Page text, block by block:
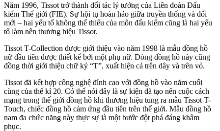
Năm 1996, Tissot trở thành đối tác lý tưởng của Liên đoàn Đấu
kiếm Thế giới (FIE). Sự hội tụ hoàn hảo giữa truyền thống và đổi
mới – hai yếu tố không thế thiếu của môn đấu kiếm cũng là hai yếu
tố làm nên thương hiệu Tissot.
Tissot T-Collection được giới thiệu vào năm 1998 là mẫu đồng hồ
nữ đầu tiên được thiết kế bởi một phụ nữ. Dòng đồng hồ này cũng
đồng thời giới thiệu chữ ký “T”, xuất hiện cả trên dây và trên vỏ.
Tissot đã kết hợp công nghệ đỉnh cao với đồng hồ vào năm cuối
cùng của thế kỉ 20. Có thể nói đây là sự kiện đã tạo nên cuộc cách
mạng trong thế giới đồng hồ khi thương hiệu tung ra mẫu Tissot T-
Touch, chiếc đồng hồ cảm ứng đầu tiên trên thế giới. Mẫu đồng hồ
nam đa chức năng này thực sự là một bước đột phá đáng khâm
phục.